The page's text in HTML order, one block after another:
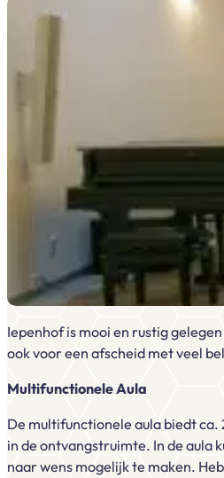
Iepenhof is mooi en rustig
ook voor een afscheid met veel
Multifunctionele Aula
De multifunctionele aula biedt
in de ontvangstruimte. In de aula
naar wens mogelijk te maken.